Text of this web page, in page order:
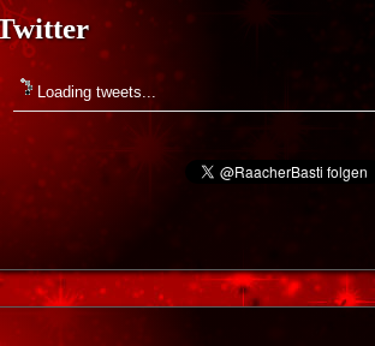
Loading tweets...